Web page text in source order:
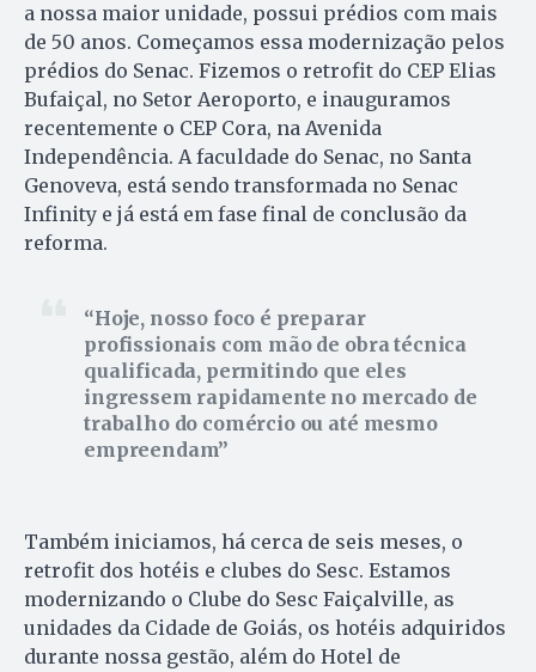
a nossa maior unidade, possui prédios com mais
de 50 anos. Começamos essa modernização pelos
prédios do Senac. Fizemos o retrofit do CEP Elias
Bufaiçal, no Setor Aeroporto, e inauguramos
recentemente o CEP Cora, na Avenida
Independência. A faculdade do Senac, no Santa
Genoveva, está sendo transformada no Senac
Infinity e já está em fase final de conclusão da
reforma.
Hoje, nosso foco é preparar
profissionais com mão de obra técnica
qualificada, permitindo que eles
ingressem rapidamente no mercado de
trabalho do comércio ou até mesmo
empreendam
Também iniciamos, há cerca de seis meses, o
retrofit dos hotéis e clubes do Sesc. Estamos
modernizando o Clube do Sesc Faiçalville, as
unidades da Cidade de Goiás, os hotéis adquiridos
durante nossa gestão, além do Hotel de